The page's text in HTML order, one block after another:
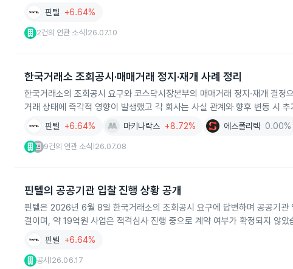
핀텔 +6.64%
2건의 연관 소식 26.07.10
한국거래소 조회공시·매매거래 정지·재개 사례 정리
한국거래소의 조회공시 요구와 코스닥시장본부의 매매거래 정지·재개 결
거래 상태에 즉각적 영향이 발생했고 각 회사는 사실 관계와 향후 변동 시
핀텔 +6.64% 마키나락스 +8.72% 에스폴리텍 0.00%
9건의 연관 소식 26.07.08
핀텔의 공공기관 입찰 진행 상황 공개
핀텔은 2026년 6월 8일 한국거래소의 조회공시 요구에 답변하며 공공기
결이며, 약 19억원 사업은 적격심사 진행 중으로 계약 여부가 확정되지 않았
핀텔 +6.64%
공시 26.06.17